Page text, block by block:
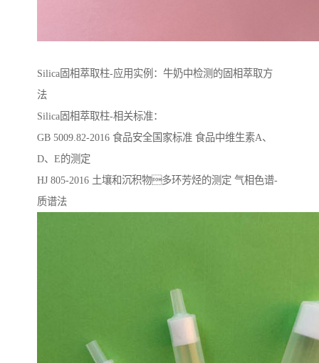
Silica固相萃取柱-应用实例：牛奶中检测的固相萃取方
法
Silica固相萃取柱-相关标准：
GB 5009.82-2016 ⻝品安全国家标准 ⻝品中维⽣素A、
D、E的测定
HJ 805-2016 ⼟壤和沉积物多环芳烃的测定 ⽓相⾊谱-
质谱法